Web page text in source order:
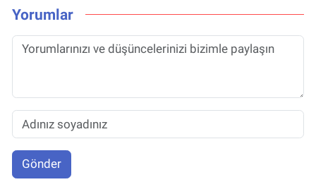
Yorumlar
Gönder